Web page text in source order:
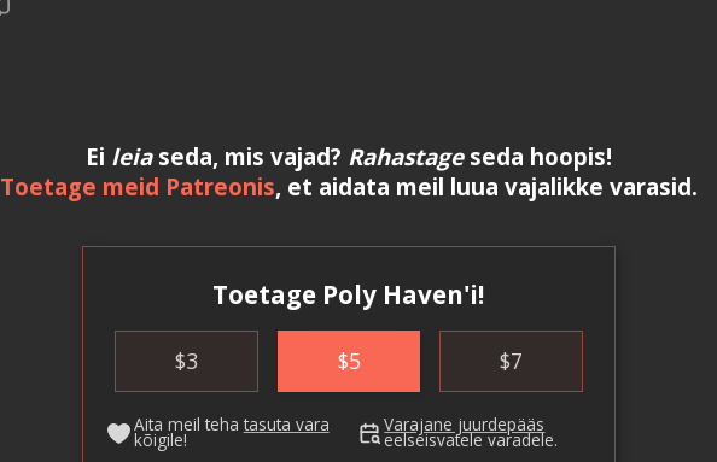
Ei leiaseda, mis vajad? Rahastageseda hoopis!
Toetage meid Patreonis, et aidata meil luua vajalikke varasid.
Toetage Poly Haven'i!
$3 $5 $7
Aita meil teha tasuta vara
kõigile!
Varajane juurdepääs
eelseisvatele varadele.